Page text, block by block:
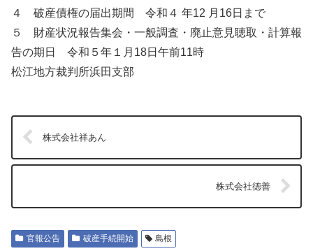
４ 破産債権の届出期間 令和４ 年12 月16日まで
５ 財産状況報告集会・一般調査・廃止意見聴取・計算報
告の期日 令和５年１月18日午前11時
松江地方裁判所浜田支部
株式会社祥あん
株式会社徳善
官報公告 破産手続開始 島根